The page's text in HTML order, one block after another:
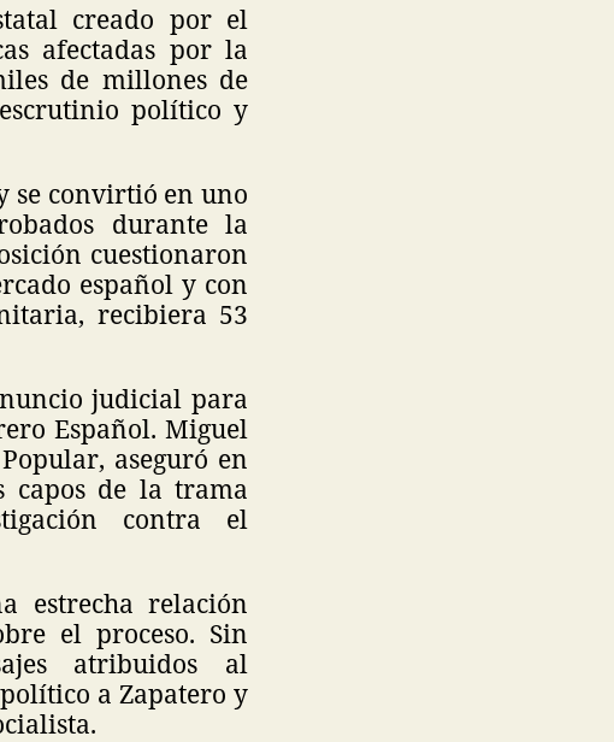
creado por el
afectadas por la
de millones de
político y
se convirtió en uno
durante la
cuestionaron
español y con
recibiera 53
judicial para
Español. Miguel
aseguró en
capos de la trama
contra el
estrecha relación
el proceso. Sin
atribuidos al
a Zapatero y